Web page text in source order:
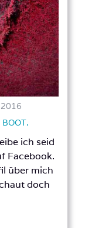
BOOT.
ich seid
Facebook.
über mich
doch